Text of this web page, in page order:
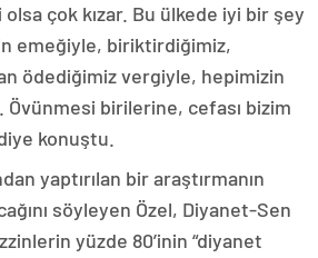
çok kızar. Bu ülkede iyi bir şey
emeğiyle, biriktirdiğimiz,
ödediğimiz vergiyle, hepimizin
Övünmesi birilerine, cefası bizim
konuştu.
yaptırılan bir araştırmanın
söyleyen Özel, Diyanet-Sen
yüzde 80’inin “diyanet